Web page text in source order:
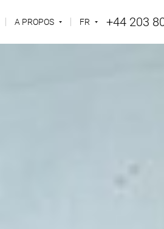
A PROPOS FR +44 203